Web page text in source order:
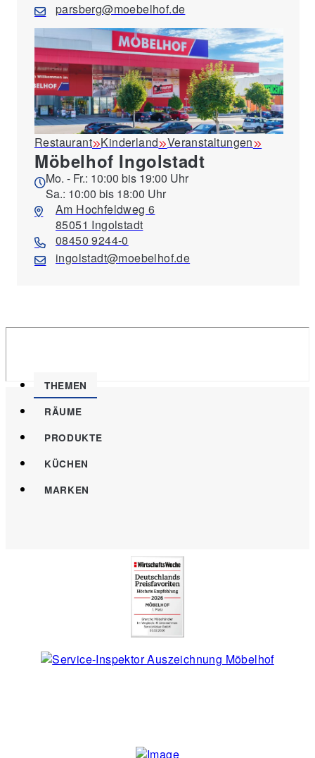
parsberg@moebelhof.de
Restaurant Kinderland Veranstaltungen
Möbelhof Ingolstadt
Mo. - Fr.: 10:00 bis 19:00 Uhr
Sa.: 10:00 bis 18:00 Uhr
Am Hochfeldweg 6
85051 Ingolstadt
08450 9244-0
ingolstadt@moebelhof.de
THEMEN
RÄUME
PRODUKTE
KÜCHEN
MARKEN